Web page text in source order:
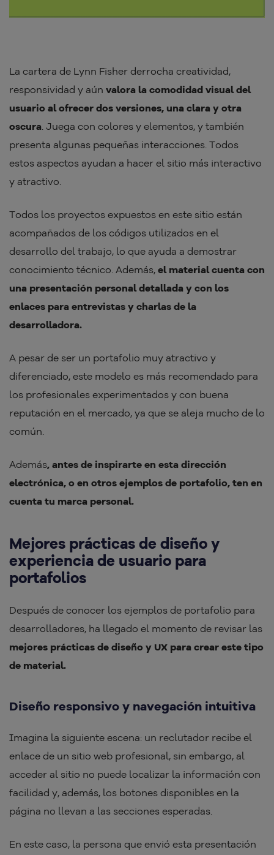
La cartera de Lynn Fisher derrocha creatividad,
responsividad y aún valora la comodidad visual del
usuario al ofrecer dos versiones, una clara y otra
oscura. Juega con colores y elementos, y también
presenta algunas pequeñas interacciones. Todos
estos aspectos ayudan a hacer el sitio más interactivo
y atractivo.
Todos los proyectos expuestos en este sitio están
acompañados de los códigos utilizados en el
desarrollo del trabajo, lo que ayuda a demostrar
conocimiento técnico. Además, el material cuenta con
una presentación personal detallada y con los
enlaces para entrevistas y charlas de la
desarrolladora.
A pesar de ser un portafolio muy atractivo y
diferenciado, este modelo es más recomendado para
los profesionales experimentados y con buena
reputación en el mercado, ya que se aleja mucho de lo
común.
Además, antes de inspirarte en esta dirección
electrónica, o en otros ejemplos de portafolio, ten en
cuenta tu marca personal.
Mejores prácticas de diseño y
experiencia de usuario para
portafolios
Después de conocer los ejemplos de portafolio para
desarrolladores, ha llegado el momento de revisar las
mejores prácticas de diseño y UX para crear este tipo
de material.
Diseño responsivo y navegación intuitiva
Imagina la siguiente escena: un reclutador recibe el
enlace de un sitio web profesional, sin embargo, al
acceder al sitio no puede localizar la información con
facilidad y, además, los botones disponibles en la
página no llevan a las secciones esperadas.
En este caso, la persona que envió esta presentación